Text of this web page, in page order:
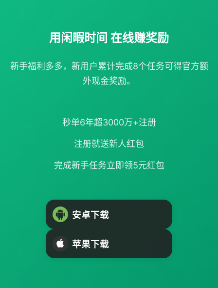
用闲暇时间 在线赚奖励
新手福利多多，新用户累计完成8个任务可得官方额
外现金奖励。
秒单6年超3000万+注册
注册就送新人红包
完成新手任务立即领5元红包
安卓下载
苹果下载